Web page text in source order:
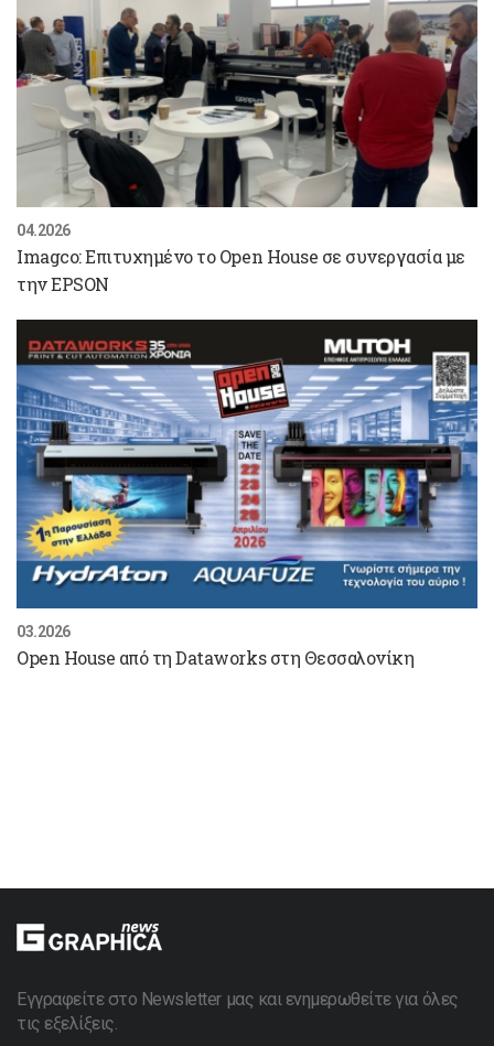
04.2026
Imagco: Επιτυχημένο το Open House σε συνεργασία με
την EPSON
03.2026
Open House από τη Dataworks στη Θεσσαλονίκη
Εγγραφείτε στο Newsletter μας και ενημερωθείτε για όλες
τις εξελίξεις.